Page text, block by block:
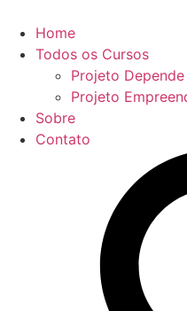
Home
Todos os Cursos
Projeto
Projeto
Sobre
Contato